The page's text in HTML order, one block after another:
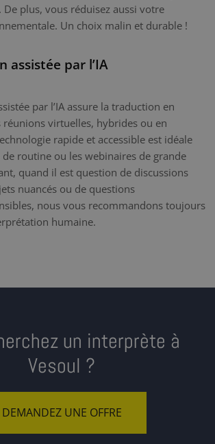
plus, vous réduisez aussi votre
Un choix malin et durable !
par l’IA
par l’IA assure la traduction en
réunions virtuelles, hybrides ou en
rapide et accessible est idéale
routine ou les webinaires de grande
quand il est question de discussions
nuancés ou de questions
nous vous recommandons toujours
humaine.
un interprète à
Vesoul ?
DEMANDEZ UNE OFFRE